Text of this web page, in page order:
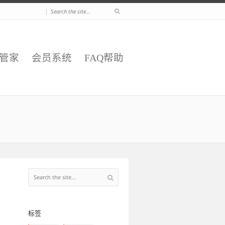
|
家 会员系统 FAQ帮助
标签